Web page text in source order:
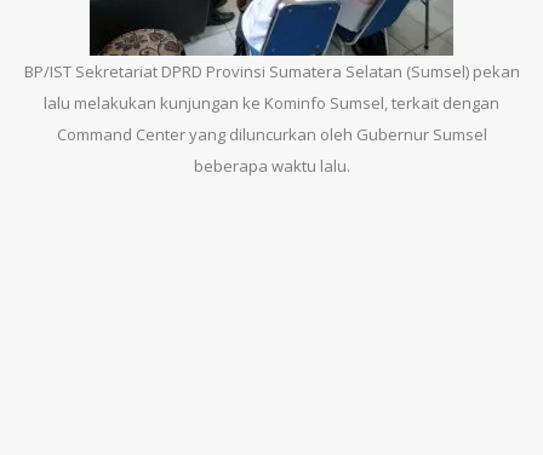
BP/IST Sekretariat DPRD Provinsi Sumatera Selatan (Sumsel) pekan
lalu melakukan kunjungan ke Kominfo Sumsel, terkait dengan
Command Center yang diluncurkan oleh Gubernur Sumsel
beberapa waktu lalu.